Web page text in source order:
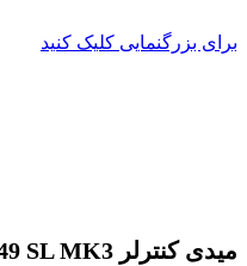
برای بزرگنمایی کلیک کنید
میدی کنترلر Novation 49 SL MK3